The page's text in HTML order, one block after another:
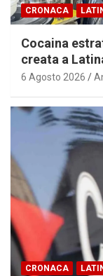
CRONACA
Cocaina
creata a
6 Agosto 2026
CRONACA